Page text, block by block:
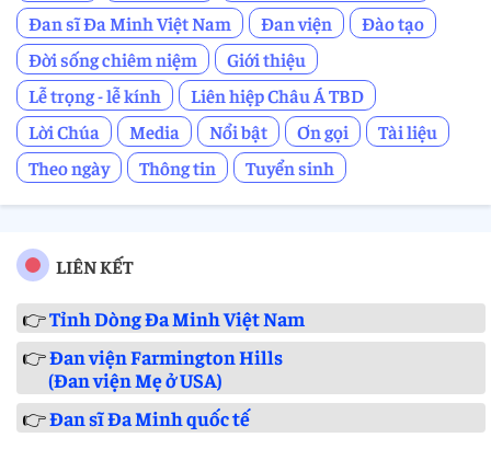
Đan sĩ Đa Minh Việt Nam
Đan viện
Đào tạo
Đời sống chiêm niệm
Giới thiệu
Lễ trọng - lễ kính
Liên hiệp Châu Á TBD
Lời Chúa
Media Nổi bật Ơn gọi
Tài liệu
Theo ngày
Thông tin Tuyển sinh
LIÊN KẾT
👉Tỉnh Dòng Đa Minh Việt Nam
👉Đan viện Farmington Hills
(Đan viện Mẹ ở USA)
👉Đan sĩ Đa Minh quốc tế